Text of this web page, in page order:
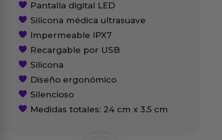
Pantalla digital LED
Silicona médica ultrasuave
Impermeable IPX7
Recargable por USB
Silicona
Diseño ergonómico
Silencioso
Medidas totales: 24 cm x 3.5 cm